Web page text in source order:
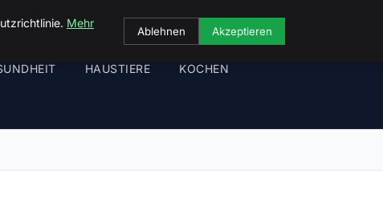
HAUSTIERE KOCHEN
Mehr
Ablehnen Akzeptieren